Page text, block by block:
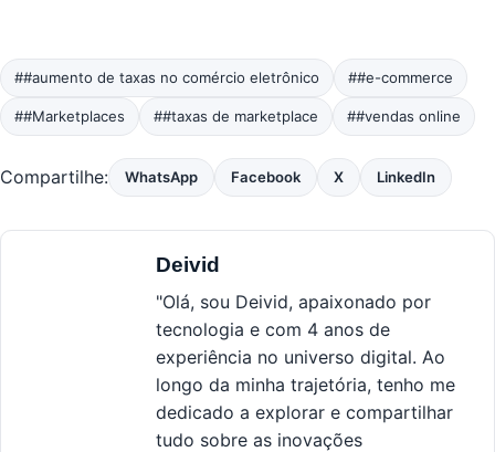
##aumento de taxas no comércio eletrônico ##e-commerce
##Marketplaces ##taxas de marketplace ##vendas online
Compartilhe: WhatsApp Facebook X LinkedIn
Deivid
"Olá, sou Deivid, apaixonado por
tecnologia e com 4 anos de
experiência no universo digital. Ao
longo da minha trajetória, tenho me
dedicado a explorar e compartilhar
tudo sobre as inovações